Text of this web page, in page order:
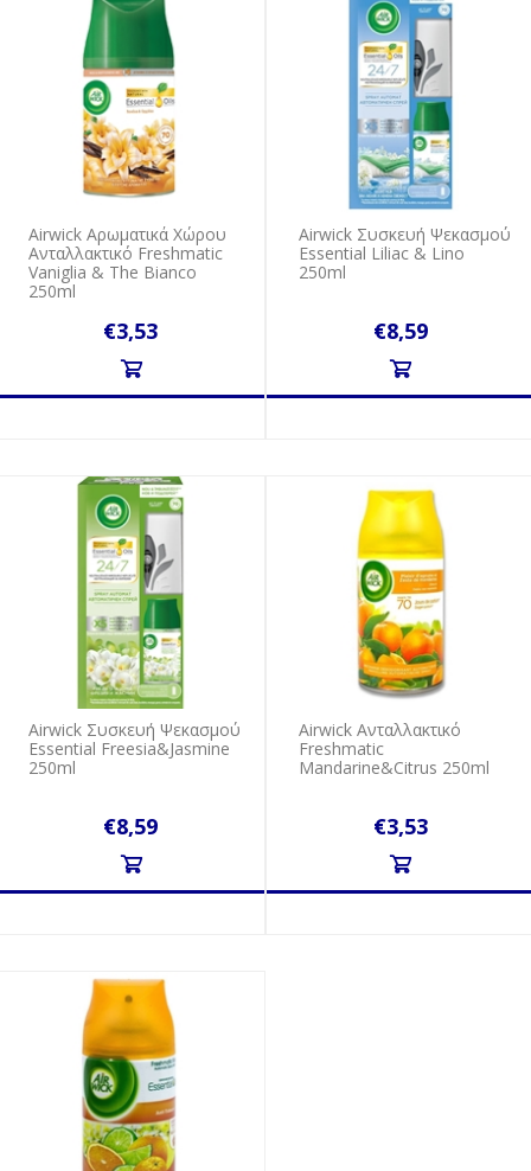
Airwick Αρωματικά Χώρου
Ανταλλακτικό Freshmatic
Vaniglia & The Bianco
250ml
€3,53
Airwick Συσκευή Ψεκασμού
Essential Liliac & Lino
250ml
€8,59
Airwick Συσκευή Ψεκασμού
Essential Freesia&Jasmine
250ml
€8,59
Airwick Ανταλλακτικό
Freshmatic
Mandarine&Citrus 250ml
€3,53